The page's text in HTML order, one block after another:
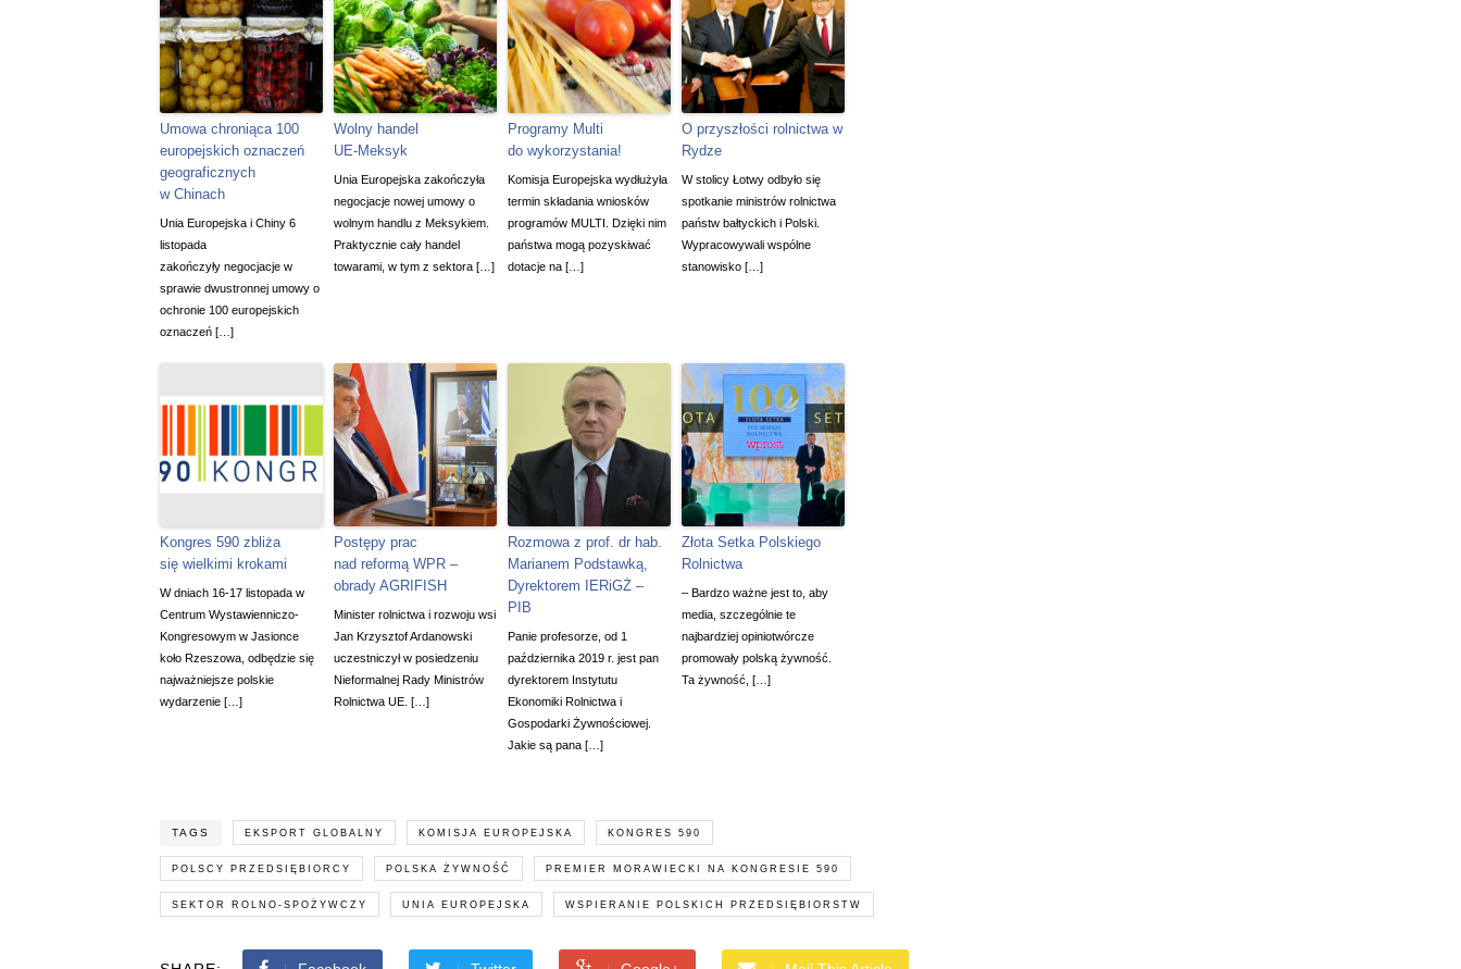
Umowa chroniąca 100
europejskich oznaczeń
geograficznych
w Chinach
Unia Europejska i Chiny 6
listopada
zakończyły negocjacje w
sprawie dwustronnej umowy o
ochronie 100 europejskich
oznaczeń […]
Wolny handel
UE-Meksyk
Unia Europejska zakończyła
negocjacje nowej umowy o
wolnym handlu z Meksykiem.
Praktycznie cały handel
towarami, w tym z sektora […]
Programy Multi
do wykorzystania!
Komisja Europejska wydłużyła
termin składania wniosków
programów MULTI. Dzięki nim
państwa mogą pozyskiwać
dotacje na […]
O przyszłości rolnictwa w
Rydze
W stolicy Łotwy odbyło się
spotkanie ministrów rolnictwa
państw bałtyckich i Polski.
Wypracowywali wspólne
stanowisko […]
Kongres 590 zbliża
się wielkimi krokami
W dniach 16-17 listopada w
Centrum Wystawienniczo-
Kongresowym w Jasionce
koło Rzeszowa, odbędzie się
najważniejsze polskie
wydarzenie […]
Postępy prac
nad reformą WPR –
obrady AGRIFISH
Minister rolnictwa i rozwoju wsi
Jan Krzysztof Ardanowski
uczestniczył w posiedzeniu
Nieformalnej Rady Ministrów
Rolnictwa UE. […]
Rozmowa z prof. dr hab.
Marianem Podstawką,
Dyrektorem IERiGŻ –
PIB
Panie profesorze, od 1
października 2019 r. jest pan
dyrektorem Instytutu
Ekonomiki Rolnictwa i
Gospodarki Żywnościowej.
Jakie są pana […]
Złota Setka Polskiego
Rolnictwa
– Bardzo ważne jest to, aby
media, szczególnie te
najbardziej opiniotwórcze
promowały polską żywność.
Ta żywność, […]
TAGS EKSPORT GLOBALNY KOMISJA EUROPEJSKA KONGRES 590
POLSCY PRZEDSIĘBIORCY POLSKA ŻYWNOŚĆ PREMIER MORAWIECKI NA KONGRESIE 590
SEKTOR ROLNO-SPOŻYWCZY UNIA EUROPEJSKA WSPIERANIE POLSKICH PRZEDSIĘBIORSTW